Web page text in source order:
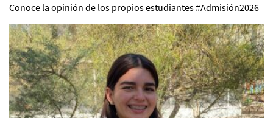
Conoce la opinión de los propios estudiantes #Admisión2026